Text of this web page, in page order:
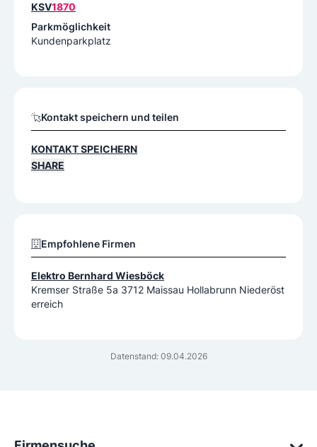
Datenstand: 09.04.2026
KSV1870
Parkmöglichkeit
Kundenparkplatz
Kontakt speichern und teilen
KONTAKT SPEICHERN
SHARE
Empfohlene Firmen
Elektro Bernhard Wiesböck
Kremser Straße 5a 3712 Maissau Hollabrunn Niederöst
erreich